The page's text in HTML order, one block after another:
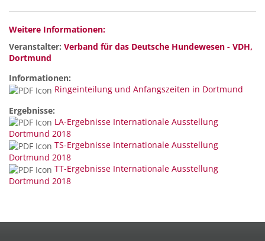
Weitere Informationen:
Veranstalter: Verband für das Deutsche Hundewesen - VDH,
Dortmund
Informationen:
Ringeinteilung und Anfangszeiten in Dortmund
Ergebnisse:
LA-Ergebnisse Internationale Ausstellung
Dortmund 2018
TS-Ergebnisse Internationale Ausstellung
Dortmund 2018
TT-Ergebnisse Internationale Ausstellung
Dortmund 2018